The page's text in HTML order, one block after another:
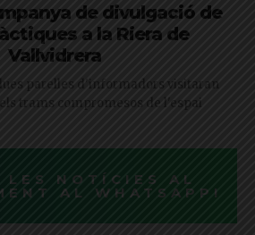
de divulgació de
a la Riera de
Vallvidrera
parelles d'informadors visitaran
trams compromesos de l'espai
LES NOTÍCIES AL
AL WHATSAPP!